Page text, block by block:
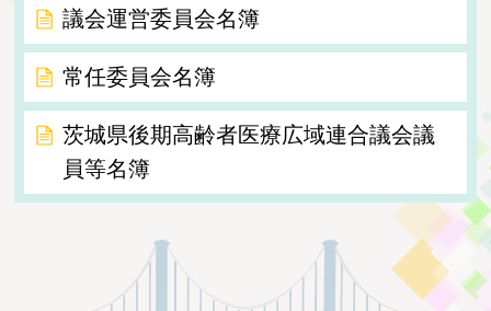
議会運営委員会名簿
常任委員会名簿
茨城県後期高齢者医療広域連合議会議
員等名簿